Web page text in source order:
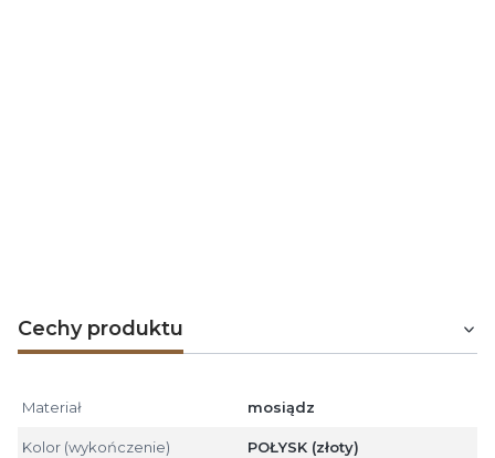
Cechy produktu
Materiał mosiądz
Kolor (wykończenie) POŁYSK (złoty)